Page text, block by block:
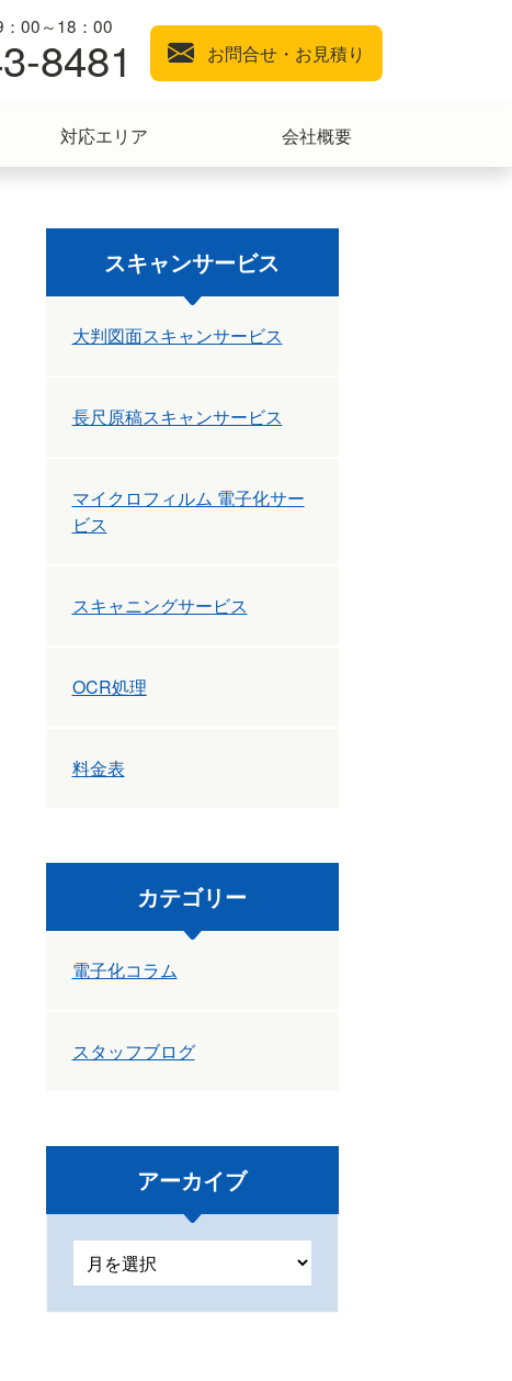
対応エリア 会社概要
：00～18：00
8481 お問合せ・お見積り
スキャンサービス
大判図面スキャンサービス
長尺原稿スキャンサービス
マイクロフィルム 電子化サー
ビス
スキャニングサービス
OCR処理
料金表
カテゴリー
電子化コラム
スタッフブログ
アーカイブ
ー